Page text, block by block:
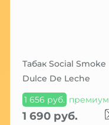
Табак Social Smoke
Dulce De Leche
1 656 руб. премиум
1 690 руб.